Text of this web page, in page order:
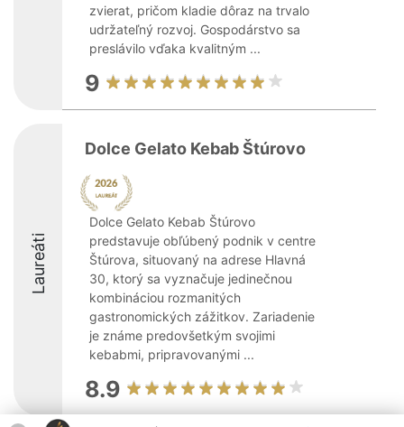
zvierat, pričom kladie dôraz na trvalo
udržateľný rozvoj. Gospodárstvo sa
preslávilo vďaka kvalitným ...
9
Laureáti
Dolce Gelato Kebab Štúrovo
Dolce Gelato Kebab Štúrovo
predstavuje obľúbený podnik v centre
Štúrova, situovaný na adrese Hlavná
30, ktorý sa vyznačuje jedinečnou
kombináciou rozmanitých
gastronomických zážitkov. Zariadenie
je známe predovšetkým svojimi
kebabmi, pripravovanými ...
8.9